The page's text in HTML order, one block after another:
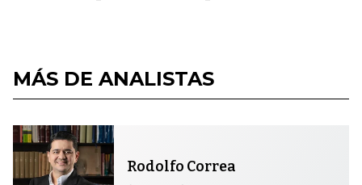
MÁS DE ANALISTAS
Rodolfo Correa